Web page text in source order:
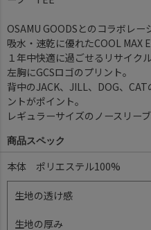
OSAMU GOODSとのコラボレー
吸水・速乾に優れたCOOL MAX
１年中快適に過ごせるリサイク
左胸にGCSロゴのプリント。
背中のJACK、JILL、DOG、
ントがポイント。
レギュラーサイズのノースリーブ
商品スペック
本体 ポリエステル100%
生地の透け感
生地の厚み